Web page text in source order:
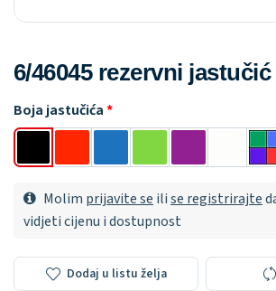
6/46045 rezervni jastučić
Boja jastučića
Molim prijavite se ilise registrirajte
vidjeti cijenu i dostupnost
Dodaj u listu želja